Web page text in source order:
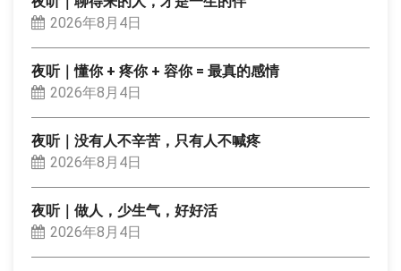
2026年8月4日
夜听｜懂你 + 疼你 + 容你 = 最真的感情
2026年8月4日
夜听｜没有人不辛苦，只有人不喊疼
2026年8月4日
夜听｜做人，少生气，好好活
2026年8月4日